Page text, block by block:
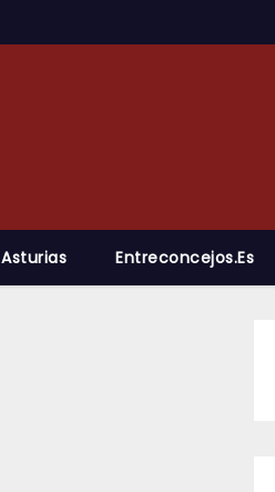
Asturias Entreconcejos.es